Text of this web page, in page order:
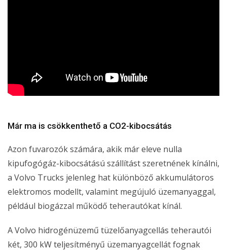
Már ma is csökkenthető a CO2-kibocsátás
Azon fuvarozók számára, akik már eleve nulla
kipufogógáz-kibocsátású szállítást szeretnének kínálni,
a Volvo Trucks jelenleg hat különböző akkumulátoros
elektromos modellt, valamint megújuló üzemanyaggal,
például biogázzal működő teherautókat kínál.
A Volvo hidrogénüzemű tüzelőanyagcellás teherautói
két, 300 kW teljesítményű üzemanyagcellát fognak